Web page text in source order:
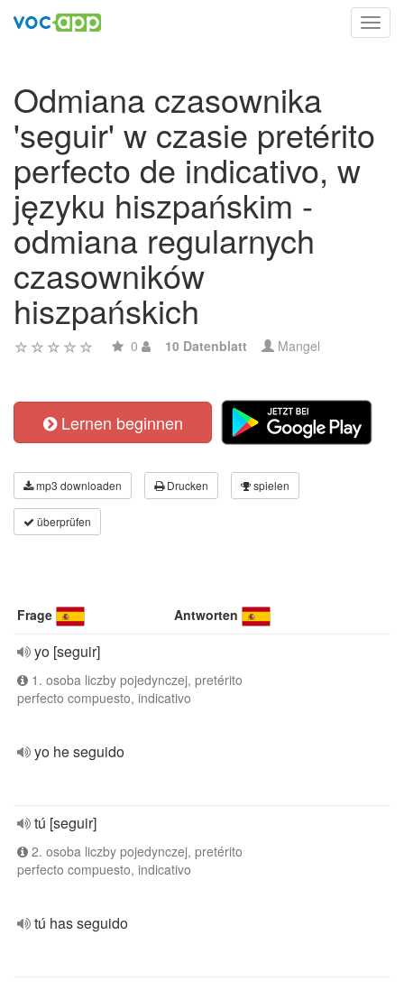
Odmiana czasownika
'seguir' w czasie pretérito
perfecto de indicativo, w
języku hiszpańskim -
odmiana regularnych
czasowników
hiszpańskich
0 10 Datenblatt Mangel
Lernen beginnen
mp3 downloaden Drucken spielen
überprüfen
Frage Antworten
yo [seguir]
1. osoba liczby pojedynczej, pretérito
perfecto compuesto, indicativo
yo he seguido
tú [seguir]
2. osoba liczby pojedynczej, pretérito
perfecto compuesto, indicativo
tú has seguido